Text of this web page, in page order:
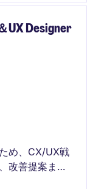
UX Designer
め、CX/UX戦
改善提案まで